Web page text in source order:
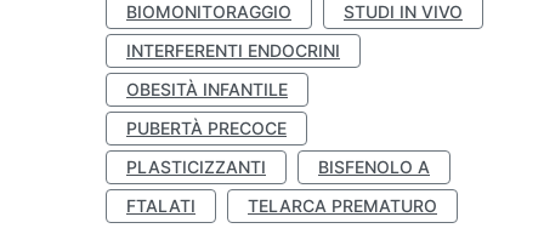
BIOMONITORAGGIO
STUDI IN VIVO
INTERFERENTI ENDOCRINI
OBESITÀ INFANTILE
PUBERTÀ PRECOCE
PLASTICIZZANTI
BISFENOLO A
FTALATI
TELARCA PREMATURO